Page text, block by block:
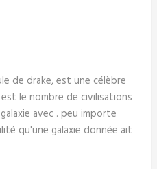
de drake, est une célèbre
le nombre de civilisations
avec . peu importe
qu'une galaxie donnée ait